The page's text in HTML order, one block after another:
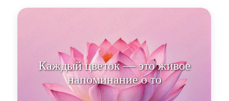
Каждый цветок — это живое
напоминание о том, что счастье
— это не толь